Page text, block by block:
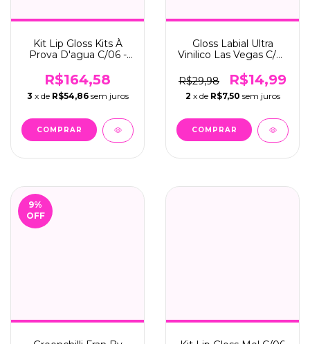
Kit Lip Gloss Kits À
Prova D'agua C/06 -
R$164,58
3 x de R$54,86 sem juros
Gloss Labial Ultra
Vinilico Las Vegas C/01
R$29,98
R$14,99
2 x de R$7,50 sem juros
9%
OFF